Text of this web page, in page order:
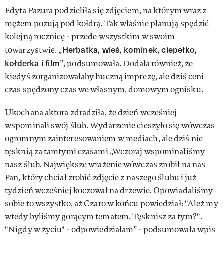
Edyta Pazura podzieliła się zdjęciem, na którym wraz z
mężem pozują pod kołdrą. Tak właśnie planują spędzić
kolejną rocznicę - przede wszystkim w swoim
towarzystwie. „Herbatka, wieś, kominek, ciepełko,
kołderka i film”, podsumowała. Dodała również, że
kiedyś zorganizowałaby huczną imprezę, ale dziś ceni
czas spędzony czas we własnym, domowym ognisku.
Ukochana aktora zdradziła, że dzień wcześniej
wspominali swój ślub. Wydarzenie cieszyło się wówczas
ogromnym zainteresowaniem w mediach, ale dziś nie
tęsknią za tamtymi czasami „Wczoraj wspominaliśmy
nasz ślub. Największe wrażenie wówczas zrobił na nas
Pan, który chciał zrobić zdjęcie z naszego ślubu i już
tydzień wcześniej koczował na drzewie. Opowiadaliśmy
sobie to wszystko, aż Czaro w końcu powiedział: "Ależ my
wtedy byliśmy gorącym tematem. Tęsknisz za tym?".
"Nigdy w życiu" - odpowiedziałam” - podsumowała wpis